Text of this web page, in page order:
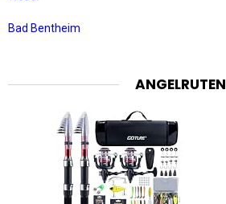
Bad Bentheim
ANGELRUTEN